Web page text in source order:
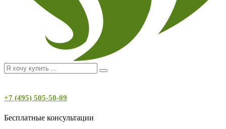
+7 (495) 505-50-09
Бесплатные консультации